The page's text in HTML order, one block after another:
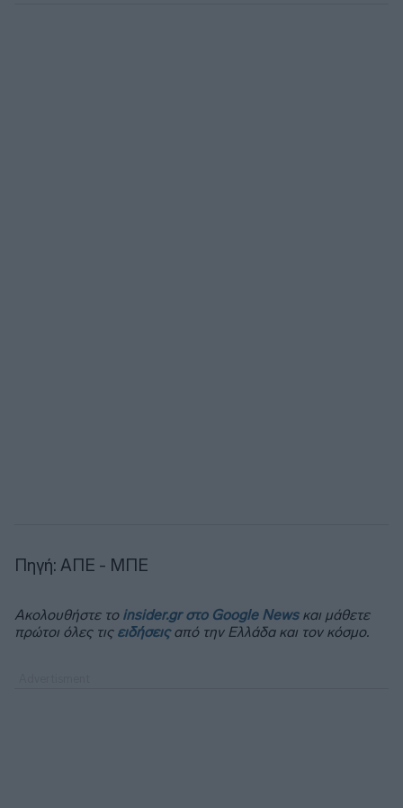
Πηγή: ΑΠΕ - ΜΠΕ
Ακολουθήστε το insider.gr στο Google Newsκαι μάθετε
πρώτοι όλες τις ειδήσειςαπό την Ελλάδα και τον κόσμο.